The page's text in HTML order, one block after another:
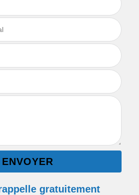
gratuitement